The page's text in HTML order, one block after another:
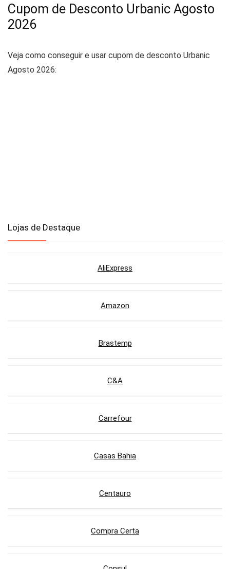
Cupom de Desconto Urbanic Agosto
2026
Veja como conseguir e usar cupom de desconto Urbanic
Agosto 2026:
Lojas de Destaque
AliExpress
Amazon
Brastemp
C&A
Carrefour
Casas Bahia
Centauro
Compra Certa